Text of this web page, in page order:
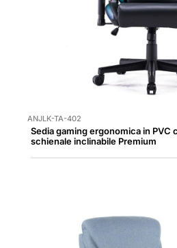
ANJLK-TA-402
Sedia gaming ergonomica in PVC
schienale inclinabile Premium